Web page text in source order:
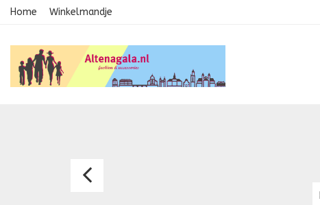
Home Winkelmandje
Avondkledij